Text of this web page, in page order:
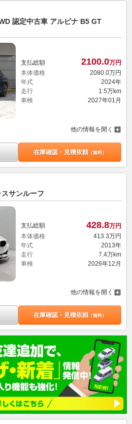
認定中古車 アルピナ B5 GT
支払総額 2100.0万円
本体価格
2080.0万円
年式
2024年
走行
1.5万km
車検
2027年01月
他の情報を開く
在庫確認・見積依頼（無料）
サンルーフ
支払総額 428.8万円
本体価格
413. 3万円
年式
2013年
走行
7.4万km
車検
2026年12月
他の情報を開く
在庫確認・見積依頼（無料）